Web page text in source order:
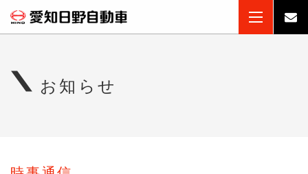
お知らせ